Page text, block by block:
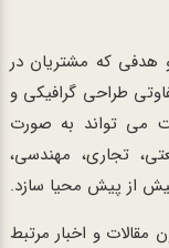
هدفی که مشتریان در
طراحی گرافیکی و
می تواند به صورت
تجاری، مهندسی،
از پیش محیا سازد.
مقالات و اخبار مرتبط